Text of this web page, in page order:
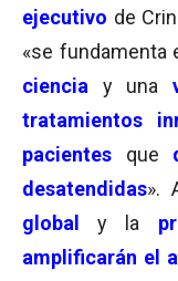
ejecutivo de
«se fundamenta
ciencia
y una
tratamientos
pacientes que
desatendidas».
global
y la
amplificarán el